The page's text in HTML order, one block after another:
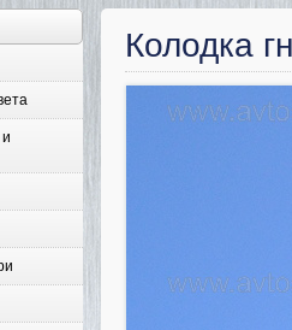
Колодка